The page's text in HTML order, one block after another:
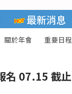
最新消息
關於年會 重要日程
名 07.15 截止